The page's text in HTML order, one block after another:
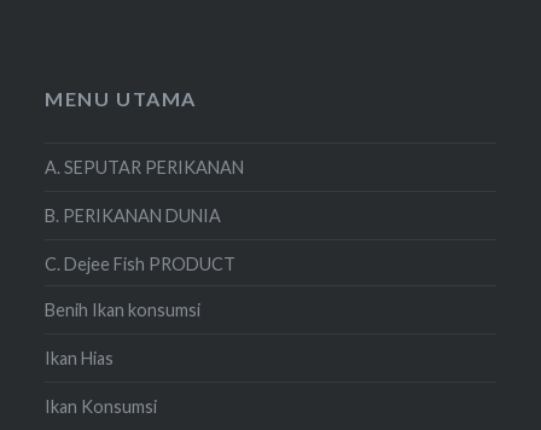
MENU UTAMA
A. SEPUTAR PERIKANAN
B. PERIKANAN DUNIA
C. Dejee Fish PRODUCT
Benih Ikan konsumsi
Ikan Hias
Ikan Konsumsi